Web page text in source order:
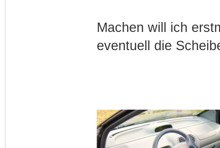
Machen will ich
eventuell die